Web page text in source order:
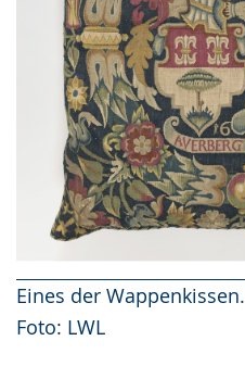
Eines der Wappenkissen.
Foto: LWL